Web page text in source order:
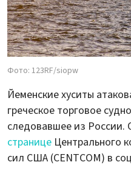
Фото: 123RF/siopw
Йеменские хуситы
греческое торговое
следовавшее из России.
странице Центрального
сил США (CENTCOM) в